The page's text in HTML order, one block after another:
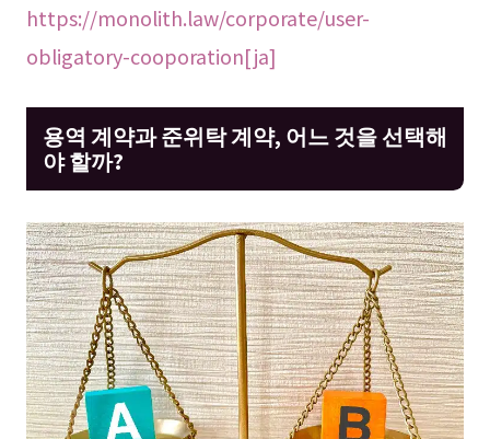
https://monolith.law/corporate/user-
obligatory-cooporation[ja]
용역 계약과 준위탁 계약, 어느 것을 선택해
야 할까?